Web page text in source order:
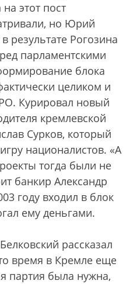
этот пост
но Юрий
результате Рогозина
парламентскими
блока
целиком и
Курировал новый
кремлевской
Сурков, который
националистов. «А
тогда были не
банкир Александр
году входил в блок
ему деньгами.
рассказал
время в Кремле еще
партия была нужна,